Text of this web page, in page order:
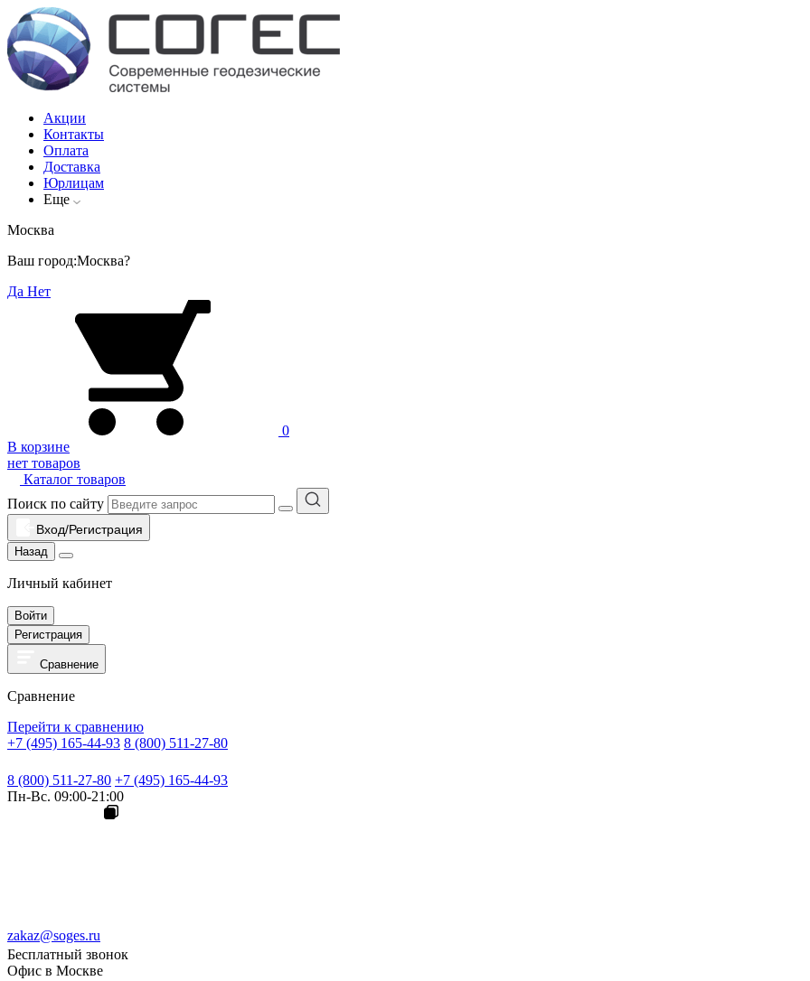
Акции
Контакты
Оплата
Доставка
Юрлицам
Еще
Москва
Ваш город:Москва?
Да Нет
0
В корзине
нет товаров
Каталог товаров
Поиск по сайту
Вход/Регистрация
Назад
Личный кабинет
Войти
Регистрация
Сравнение
Сравнение
Перейти к сравнению
+7 (495) 165-44-93 8 (800) 511-27-80
8 (800) 511-27-80 +7 (495) 165-44-93
Пн-Вс. 09:00-21:00
zakaz@soges.ru
Бесплатный звонок
Офис в Москве